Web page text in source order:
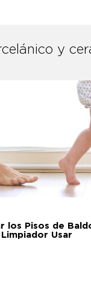
y
los Pisos de
Limpiador Usar